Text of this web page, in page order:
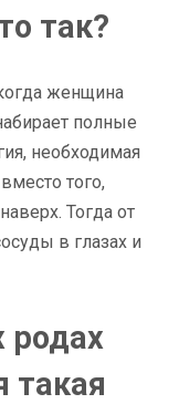
так?
женщина
полные
необходимая
того,
Тогда от
в глазах и
родах
такая